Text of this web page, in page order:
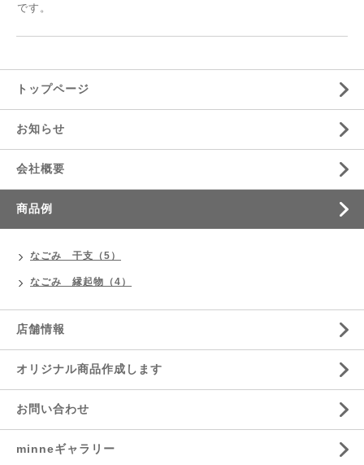
です。
トップページ
お知らせ
会社概要
商品例
なごみ 干支（5）
なごみ 縁起物（4）
店舗情報
オリジナル商品作成します
お問い合わせ
minneギャラリー